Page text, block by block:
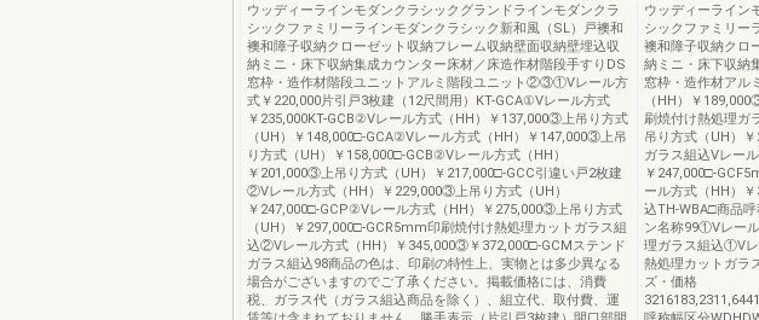
ウッディーラインモダンクラシックグランドラインモダンクラ
シックファミリーラインモダンクラシック新和風（SL）戸襖和
襖和障子収納クローゼット収納フレーム収納壁面収納壁埋込収
納ミニ・床下収納集成カウンター床材／床造作材階段手すりDS
窓枠・造作材階段ユニットアルミ階段ユニット②③①Vレール方
式￥220,000片引戸3枚建（12尺間用）KT-GCA①Vレール方式
￥235,000KT-GCB②Vレール方式（HH）￥137,000③上吊り方式
（UH）￥148,000□-GCA②Vレール方式（HH）￥147,000③上吊
り方式（UH）￥158,000□-GCB②Vレール方式（HH）
￥201,000③上吊り方式（UH）￥217,000□-GCC引違い戸2枚建
②Vレール方式（HH）￥229,000③上吊り方式（UH）
￥247,000□-GCP②Vレール方式（HH）￥275,000③上吊り方式
（UH）￥297,000□-GCR5mm印刷焼付け熱処理カットガラス組
込②Vレール方式（HH）￥345,000③￥372,000□-GCMステンド
ガラス組込98商品の色は、印刷の特性上、実物とは多少異なる
場合がございますのでご了承ください。掲載価格には、消費
税、ガラス代（ガラス組込商品を除く）、組立代、取付費、運
ウッディーライン
シックファミリー
襖和障子収納クロ
納ミニ・床下収納
窓枠・造作材ア
（HH）￥
刷焼付け熱処理ガ
吊り方式（UH）
ガラス組込Vレー
￥247,000□-
ール方式（HH）
込TH-WBA□商品
ン名称99①Vレー
理ガラス組込①V
熱処理カットガラ
ズ・価格